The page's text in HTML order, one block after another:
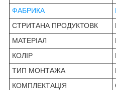
ФАБРИКА
СТРИТАНА ПРОДУКТОВК
МАТЕРІАЛ
КОЛІР
ТИП МОНТАЖА
КОМПЛЕКТАЦІЯ